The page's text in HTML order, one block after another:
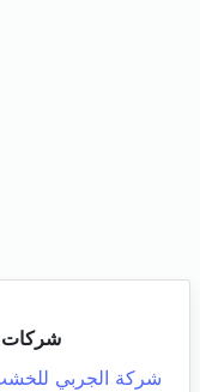
شركات
شركة الجربي